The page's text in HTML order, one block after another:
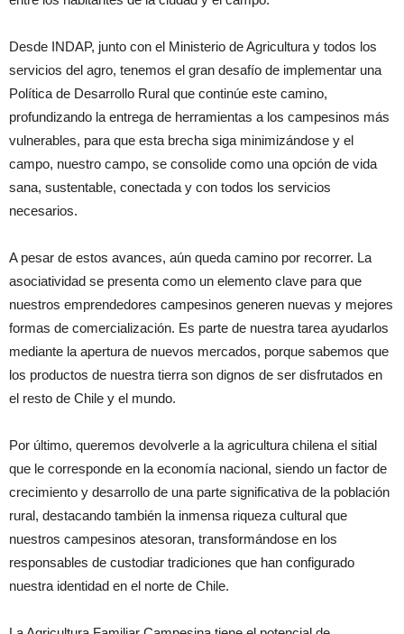
Desde INDAP, junto con el Ministerio de Agricultura y todos los
servicios del agro, tenemos el gran desafío de implementar una
Política de Desarrollo Rural que continúe este camino,
profundizando la entrega de herramientas a los campesinos más
vulnerables, para que esta brecha siga minimizándose y el
campo, nuestro campo, se consolide como una opción de vida
sana, sustentable, conectada y con todos los servicios
necesarios.
A pesar de estos avances, aún queda camino por recorrer. La
asociatividad se presenta como un elemento clave para que
nuestros emprendedores campesinos generen nuevas y mejores
formas de comercialización. Es parte de nuestra tarea ayudarlos
mediante la apertura de nuevos mercados, porque sabemos que
los productos de nuestra tierra son dignos de ser disfrutados en
el resto de Chile y el mundo.
Por último, queremos devolverle a la agricultura chilena el sitial
que le corresponde en la economía nacional, siendo un factor de
crecimiento y desarrollo de una parte significativa de la población
rural, destacando también la inmensa riqueza cultural que
nuestros campesinos atesoran, transformándose en los
responsables de custodiar tradiciones que han configurado
nuestra identidad en el norte de Chile.